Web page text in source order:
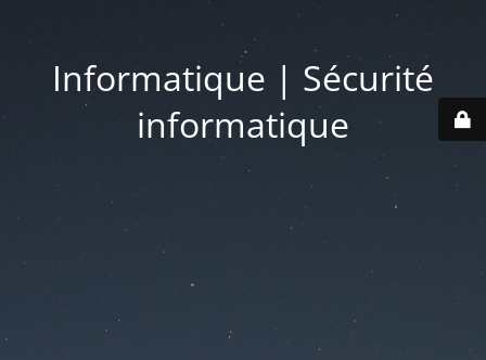
Informatique | Sécurité
informatique